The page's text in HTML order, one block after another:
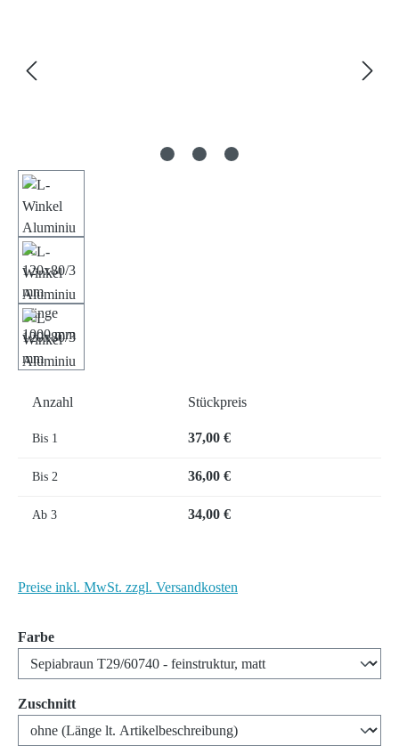
Anzahl Stückpreis
Bis 1 37,00 €
Bis 2 36,00 €
Ab 3 34,00 €
Preise inkl. MwSt. zzgl. Versandkosten
Farbeauswählen
Zuschnittauswählen